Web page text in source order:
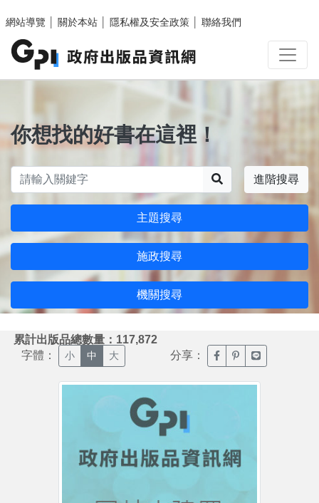
網站導覽
關於本站 隱私權及安全政策 聯絡我們
你想找的好書在這裡！
進階搜尋
主題搜尋
施政搜尋
機關搜尋
累計出版品總數量：117,872
字體： 小 中 大 分享： 臉書分享(另開新視窗)
噗浪分享(另開新
Line分享(另